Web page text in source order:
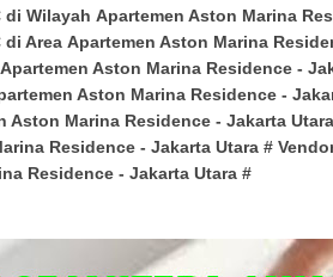
di Wilayah Apartemen Aston Marina
di Area Apartemen Aston Marina
Apartemen Aston Marina Residence -
Aston Marina Residence -
Aston Marina Residence - Jakarta Utara
Residence - Jakarta Utara #
Residence - Jakarta Utara #